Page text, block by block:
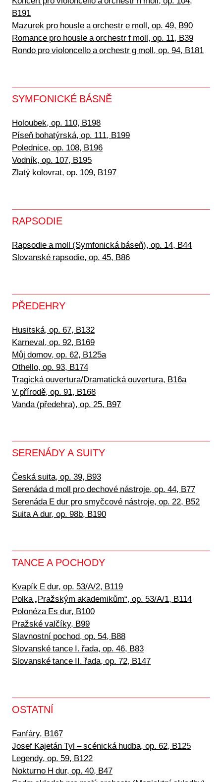
B191
Mazurek pro housle a orchestr e moll, op. 49, B90
Romance pro housle a orchestr f moll, op. 11, B39
Rondo pro violoncello a orchestr g moll, op. 94, B181
SYMFONICKÉ BÁSNĚ
Holoubek, op. 110, B198
Píseň bohatýrská, op. 111, B199
Polednice, op. 108, B196
Vodník, op. 107, B195
Zlatý kolovrat, op. 109, B197
RAPSODIE
Rapsodie a moll (Symfonická báseň), op. 14, B44
Slovanské rapsodie, op. 45, B86
PŘEDEHRY
Husitská, op. 67, B132
Karneval, op. 92, B169
Můj domov, op. 62, B125a
Othello, op. 93, B174
Tragická ouvertura/Dramatická ouvertura, B16a
V přírodě, op. 91, B168
Vanda (předehra), op. 25, B97
SERENÁDY A SUITY
Česká suita, op. 39, B93
Serenáda d moll pro dechové nástroje, op. 44, B77
Serenáda E dur pro smyčcové nástroje, op. 22, B52
Suita A dur, op. 98b, B190
TANCE A POCHODY
Kvapík E dur, op. 53/A/2, B119
Polka „Pražským akademikům“, op. 53/A/1, B114
Polonéza Es dur, B100
Pražské valčíky, B99
Slavnostní pochod, op. 54, B88
Slovanské tance I. řada, op. 46, B83
Slovanské tance II. řada, op. 72, B147
OSTATNÍ
Fanfáry, B167
Josef Kajetán Tyl – scénická hudba, op. 62, B125
Legendy, op. 59, B122
Nokturno H dur, op. 40, B47